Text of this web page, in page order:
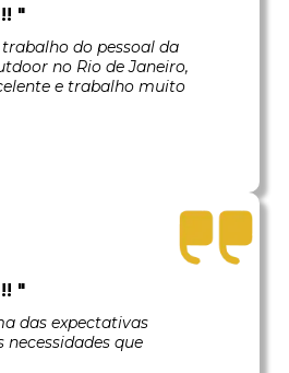
"
do pessoal da
no Rio de Janeiro,
e trabalho muito
"
das expectativas
que